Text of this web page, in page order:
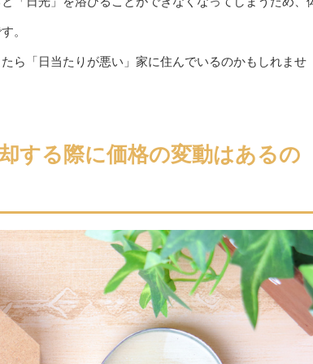
。
ら「日当たりが悪い」家に住んでいるのかもしれませ
する際に価格の変動はあるの